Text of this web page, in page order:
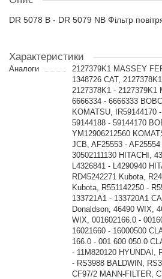
DR 5078 B - DR 5079 NB Фільтр
Характеристики
Аналоги
2127379K1 MASSEY
1348726 CAT,
2127378K1 - 2127379K1
6666334 - 6666333
KOMATSU, IR59144170
59144188 - 59144170
YM12906212560
JCB, AF25553 -
30502111130 HITACHI,
L4326841 - L4290940
RD45242271 Kubota,
Kubota, R551142250 -
133721A1 - 133720A1
Donaldson, 46490 WIX,
WIX, 001602166.0 -
16021660 - 16000500
166.0 - 001 600 050.0
- 11M820120 HYUNDAI,
- RS3988 BALDWIN,
CF97/2 MANN-FILTER,